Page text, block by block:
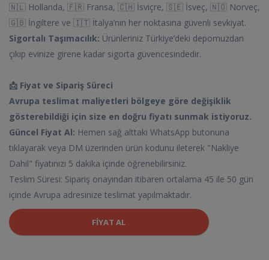
🇳🇱 Hollanda, 🇫🇷 Fransa, 🇨🇭 İsviçre, 🇸🇪 İsveç, 🇳🇴 Norveç,
🇬🇧 İngiltere ve 🇮🇹 İtalya’nın her noktasına güvenli sevkiyat.
Sigortalı Taşımacılık: Ürünleriniz Türkiye’deki depomuzdan
çıkıp evinize girene kadar sigorta güvencesindedir.
📩 Fiyat ve Sipariş Süreci
Avrupa teslimat maliyetleri bölgeye göre değişiklik
gösterebildiği için size en doğru fiyatı sunmak istiyoruz.
Güncel Fiyat Al: Hemen sağ alttaki WhatsApp butonuna
tıklayarak veya DM üzerinden ürün kodunu ileterek "Nakliye
Dahil" fiyatınızı 5 dakika içinde öğrenebilirsiniz.
Teslim Süresi: Sipariş onayından itibaren ortalama 45 ile 50 gün
içinde Avrupa adresinize teslimat yapılmaktadır.
FIYAT AL